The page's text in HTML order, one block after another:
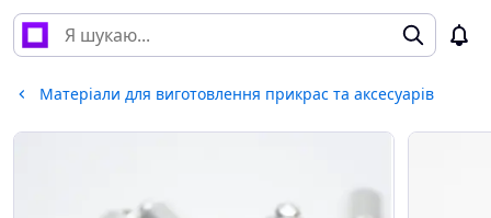
Матеріали для виготовлення прикрас та аксесуарів